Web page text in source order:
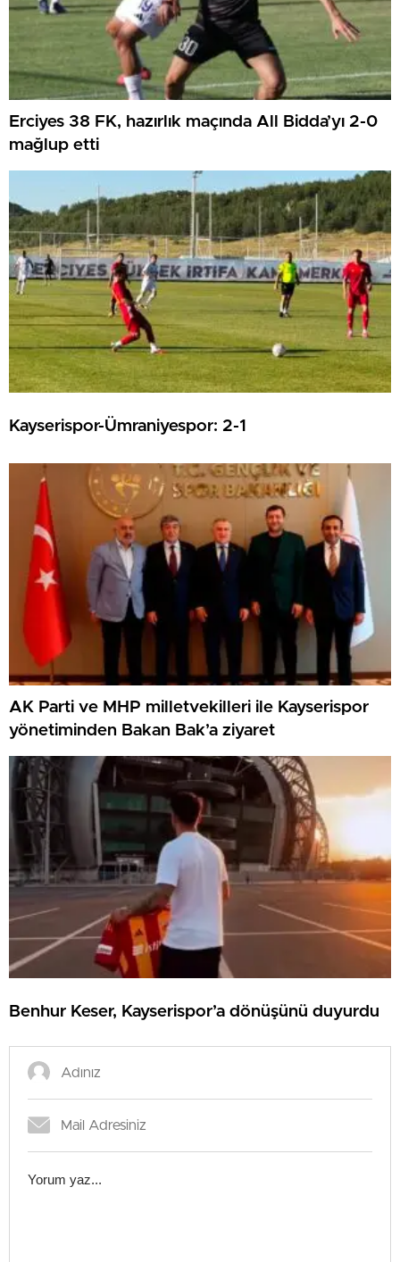
Erciyes 38 FK, hazırlık maçında All Bidda’yı 2-0
mağlup etti
Kayserispor-Ümraniyespor: 2-1
AK Parti ve MHP milletvekilleri ile Kayserispor
yönetiminden Bakan Bak’a ziyaret
Benhur Keser, Kayserispor’a dönüşünü duyurdu